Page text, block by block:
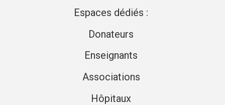
Espaces dédiés :
Donateurs
Enseignants
Associations
Hôpitaux